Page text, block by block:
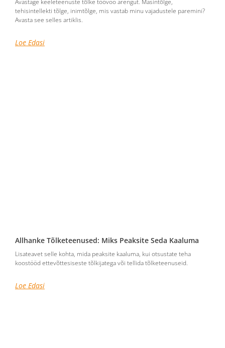
Avastage keeleteenuste tõlke töövoo arengut. Masintõlge,
tehisintellekti tõlge, inimtõlge, mis vastab minu vajadustele paremini?
Avasta see selles artiklis.
Loe Edasi
Allhanke Tõlketeenused: Miks Peaksite Seda Kaaluma
Lisateavet selle kohta, mida peaksite kaaluma, kui otsustate teha
koostööd ettevõttesiseste tõlkijatega või tellida tõlketeenuseid.
Loe Edasi